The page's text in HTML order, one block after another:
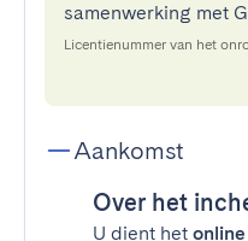
samenwerking met
Licentienummer van het
Aankomst
Over het
U dient het